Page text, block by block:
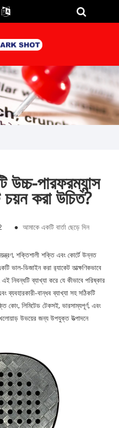
পারফরম্যান্স
চয়ন করা উচিত?
● আমাকে একটি বার্তা ছেড়ে দিন
শক্তিশালী শক্তি এবং কোর্টে উন্নত
ভাল-ডিজাইন করা র‌্যাকেট তাত্ক্ষণিকভাবে
ব্যাখ্যা করে যে কীভাবে পরিষ্কার
ব্যবহারকারী-বান্ধব ব্যাখ্যা সহ সঠিকটি
কোং, লিমিটেড টেকসই, ভারসাম্যপূর্ণ, এবং
উভয়ের জন্য উপযুক্ত উত্পাদনে